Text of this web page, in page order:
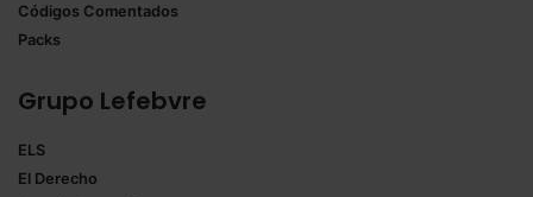
Códigos Comentados
Packs
Grupo Lefebvre
ELS
El Derecho